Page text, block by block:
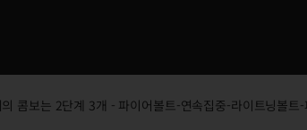
콤보는 2단계 3개 - 파이어볼트-연속집중-라이트닝볼트